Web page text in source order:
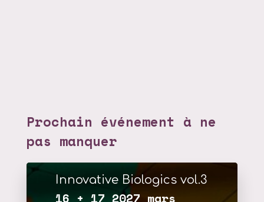
Prochain événement à ne
pas manquer
Innovative Biologics vol.3
16 + 17 2027 mars